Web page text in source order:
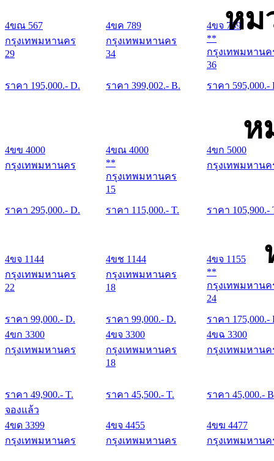
หม
4ขณ 567
กรุงเทพมหานคร
29
ราคา 195,000.- D.
4ขค 789
กรุงเทพมหานคร
34
ราคา 399,002.- B.
4ขจ 789
**
กรุงเทพมหานค
36
ราคา 595,000.-
ห
4ขข 4000
กรุงเทพมหานคร
ราคา 295,000.- D.
4ขณ 4000
**
กรุงเทพมหานคร
15
ราคา 115,000.- T.
4ขก 5000
กรุงเทพมหานค
ราคา 105,900.-
4ขจ 1144
กรุงเทพมหานคร
22
ราคา 99,000.- D.
4ขช 1144
กรุงเทพมหานคร
18
ราคา 99,000.- D.
4ขจ 1155
**
กรุงเทพมหานค
24
ราคา 175,000.-
4ขก 3300
กรุงเทพมหานคร
ราคา 49,900.- T.
4ขจ 3300
กรุงเทพมหานคร
18
ราคา 45,500.- T.
4ขฉ 3300
กรุงเทพมหานค
ราคา 45,000.-
จองแล้ว
4ขด 3399
กรุงเทพมหานคร
4ขจ 4455
กรุงเทพมหานคร
4ขฆ 4477
กรุงเทพมหานค